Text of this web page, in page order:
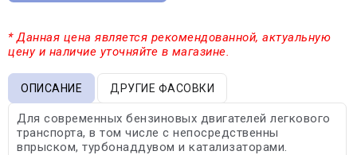
* Данная цена является рекомендованной, актуальную
цену и наличие уточняйте в магазине.
ОПИСАНИЕ ДРУГИЕ ФАСОВКИ
Для современных бензиновых двигателей легкового
транспорта, в том числе с непосредственны
впрыском, турбонаддувом и катализаторами.